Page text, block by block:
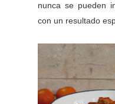
nunca se pueden
con un resultado